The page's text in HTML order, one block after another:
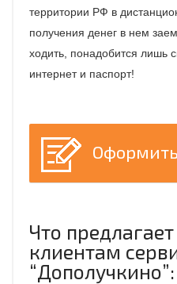
территории РФ в
получения денег в нем
ходить, понадобится лишь
интернет и паспорт!
Что
клиентам
“Дополучкино”: